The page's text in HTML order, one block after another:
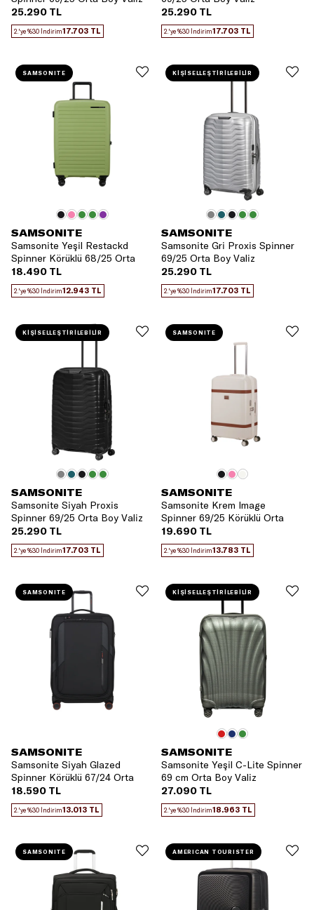
25.290 TL
2.'ye %30 İndirim17.703 TL
25.290 TL
2.'ye %30 İndirim17.703 TL
SAMSONITE
Samsonite Yeşil Restackd
Spinner Körüklü 68/25 Orta
Boy Valiz
18.490 TL
2.'ye %30 İndirim12.943 TL
SAMSONITE
SAMSONITE
Samsonite Gri Proxis Spinner
69/25 Orta Boy Valiz
25.290 TL
2.'ye %30 İndirim17.703 TL
KİŞİSELLEŞTİRİLEBİLİR
SAMSONITE
Samsonite Siyah Proxis
Spinner 69/25 Orta Boy Valiz
25.290 TL
2.'ye %30 İndirim17.703 TL
KİŞİSELLEŞTİRİLEBİLİR
SAMSONITE
Samsonite Krem Image
Spinner 69/25 Körüklü Orta
Boy Valiz
19.690 TL
2.'ye %30 İndirim13.783 TL
SAMSONITE
SAMSONITE
Samsonite Siyah Glazed
Spinner Körüklü 67/24 Orta
Boy Valiz
18.590 TL
2.'ye %30 İndirim13.013 TL
SAMSONITE
SAMSONITE
Samsonite Yeşil C-Lite Spinner
69 cm Orta Boy Valiz
27.090 TL
2.'ye %30 İndirim18.963 TL
KİŞİSELLEŞTİRİLEBİLİR
SAMSONITE AMERICAN TOURISTER